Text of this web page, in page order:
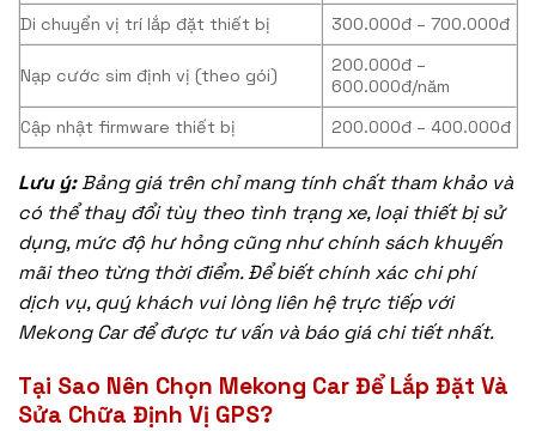
Di chuyển vị trí lắp đặt thiết bị 300.000đ – 700.000đ
Nạp cước sim định vị (theo gói)
200.000đ –
600.000đ/năm
Cập nhật firmware thiết bị
200.000đ – 400.000đ
Lưu ý:Bảng giá trên chỉ mang tính chất tham khảo và
có thể thay đổi tùy theo tình trạng xe, loại thiết bị sử
dụng, mức độ hư hỏng cũng như chính sách khuyến
mãi theo từng thời điểm. Để biết chính xác chi phí
dịch vụ, quý khách vui lòng liên hệ trực tiếp với
Mekong Car để được tư vấn và báo giá chi tiết nhất.
Tại Sao Nên Chọn Mekong Car Để Lắp Đặt Và
Sửa Chữa Định Vị GPS?